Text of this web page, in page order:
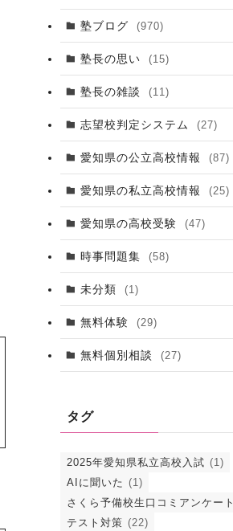
塾ブログ (970)
塾長の思い (15)
塾長の雑談 (11)
志望校判定システム (27)
愛知県の公立高校情報 (87)
愛知県の私立高校情報 (25)
愛知県の高校受験 (47)
時事問題集 (58)
未分類 (1)
無料体験 (29)
無料個別相談 (27)
タグ
2025年愛知県私立高校入試 (1)
AIに聞いた (1)
さくら予備校生口コミアンケート
テスト対策 (22)